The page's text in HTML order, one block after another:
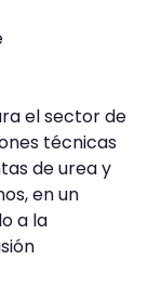
el sector de
técnicas
de urea y
en un
a la